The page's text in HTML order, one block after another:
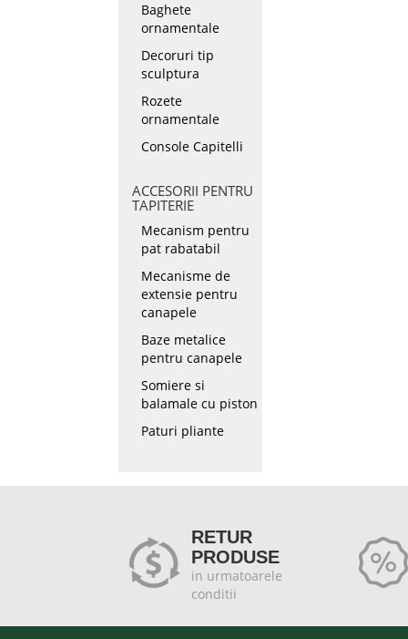
Baghete
ornamentale
Decoruri tip
sculptura
Rozete
ornamentale
Console Capitelli
ACCESORII PENTRU
TAPITERIE
Mecanism pentru
pat rabatabil
Mecanisme de
extensie pentru
canapele
Baze metalice
pentru canapele
Somiere si
balamale cu piston
Paturi pliante
RETUR
PRODUSE
in urmatoarele
conditii